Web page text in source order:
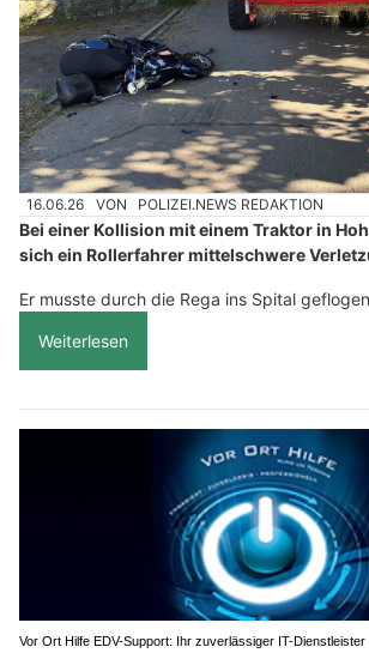
16.06.26 VON POLIZEI.NEWS REDAKTION
Bei einer Kollision mit einem Traktor in
sich ein Rollerfahrer mittelschwere
Er musste durch die Rega ins Spital
Weiterlesen
Vor Ort Hilfe EDV-Support: Ihr zuverlässiger IT-Dienstleister